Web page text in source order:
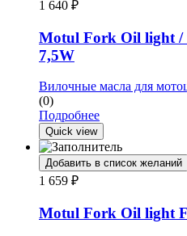
1 640 ₽
Motul Fork Oil light /
7,5W
Вилочные масла для
(0)
Подробнее
Quick view
Добавить в список желаний
1 659 ₽
Motul Fork Oil light